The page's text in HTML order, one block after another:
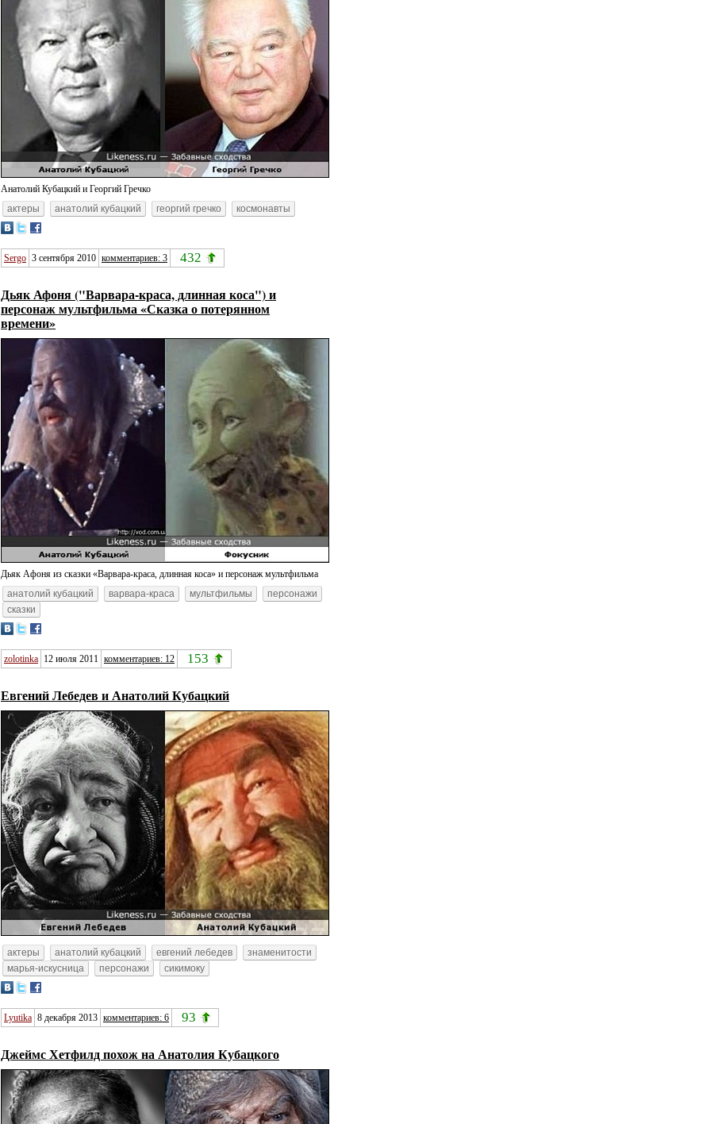
Анатолий Кубацкий и Георгий Гречко
актеры
анатолий кубацкий георгий гречко космонавты
Sergo 3 сентября 2010 комментариев: 3 432
Дьяк Афоня ("Варвара-краса, длинная коса") и
персонаж мультфильма «Сказка о потерянном
времени»
Дьяк Афоня из сказки «Варвара-краса, длинная коса» и персонаж мультфильма
анатолий кубацкий
варвара-краса мультфильмы
персонажи
сказки
zolotinka 12 июля 2011 комментариев: 12 153
Евгений Лебедев и Анатолий Кубацкий
актеры анатолий кубацкий евгений лебедев
знаменитости
марья-искусница
персонажи сикимоку
Lyutika 8 декабря 2013 комментариев: 6 93
Джеймс Хетфилд похож на Анатолия Кубацкого